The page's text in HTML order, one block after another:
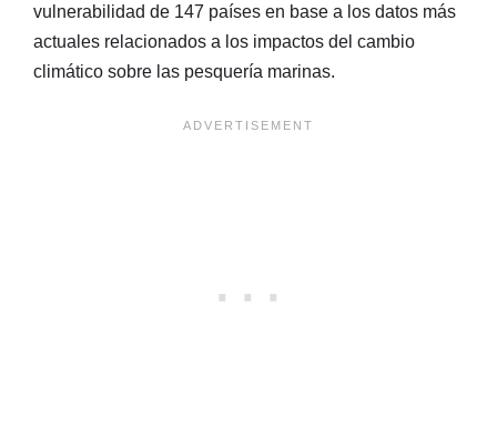
vulnerabilidad de 147 países en base a los datos más
actuales relacionados a los impactos del cambio
climático sobre las pesquería marinas.